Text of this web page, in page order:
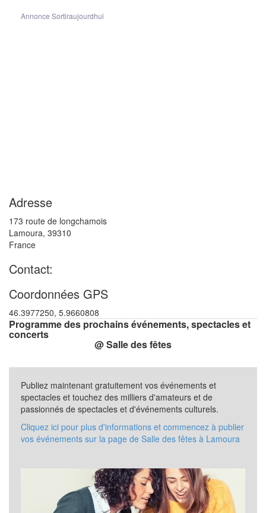
Annonce Sortiraujourdhui
Adresse
173 route de longchamois
Lamoura, 39310
France
Contact:
Coordonnées GPS
46.3977250, 5.9660808
Programme des prochains événements, spectacles et
concerts
@ Salle des fêtes
Publiez maintenant gratuitement vos événements et
spectacles et touchez des milliers d'amateurs et de
passionnés de spectacles et d'événements culturels.
Cliquez ici pour plus d'informations et commencez à publier
vos événements sur la page de Salle des fêtes à Lamoura